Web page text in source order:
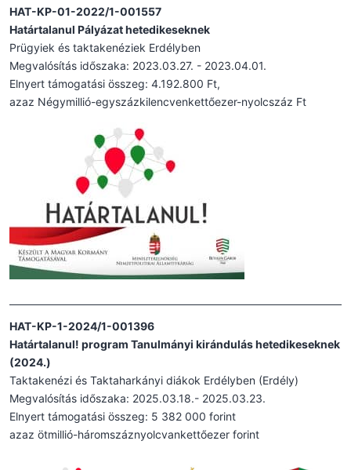
HAT-KP-01-2022/1-001557
Határtalanul Pályázat hetedikeseknek
Prügyiek és taktakenéziek Erdélyben
Megvalósítás időszaka: 2023.03.27. - 2023.04.01.
Elnyert támogatási összeg: 4.192.800 Ft,
azaz Négymillió-egyszázkilencvenkettőezer-nyolcszáz Ft
HAT-KP-1-2024/1-001396
Határtalanul! program Tanulmányi kirándulás hetedikeseknek
(2024.)
Taktakenézi és Taktaharkányi diákok Erdélyben (Erdély)
Megvalósítás időszaka: 2025.03.18.- 2025.03.23.
Elnyert támogatási összeg: 5 382 000 forint
azaz ötmillió-háromszáznyolcvankettőezer forint